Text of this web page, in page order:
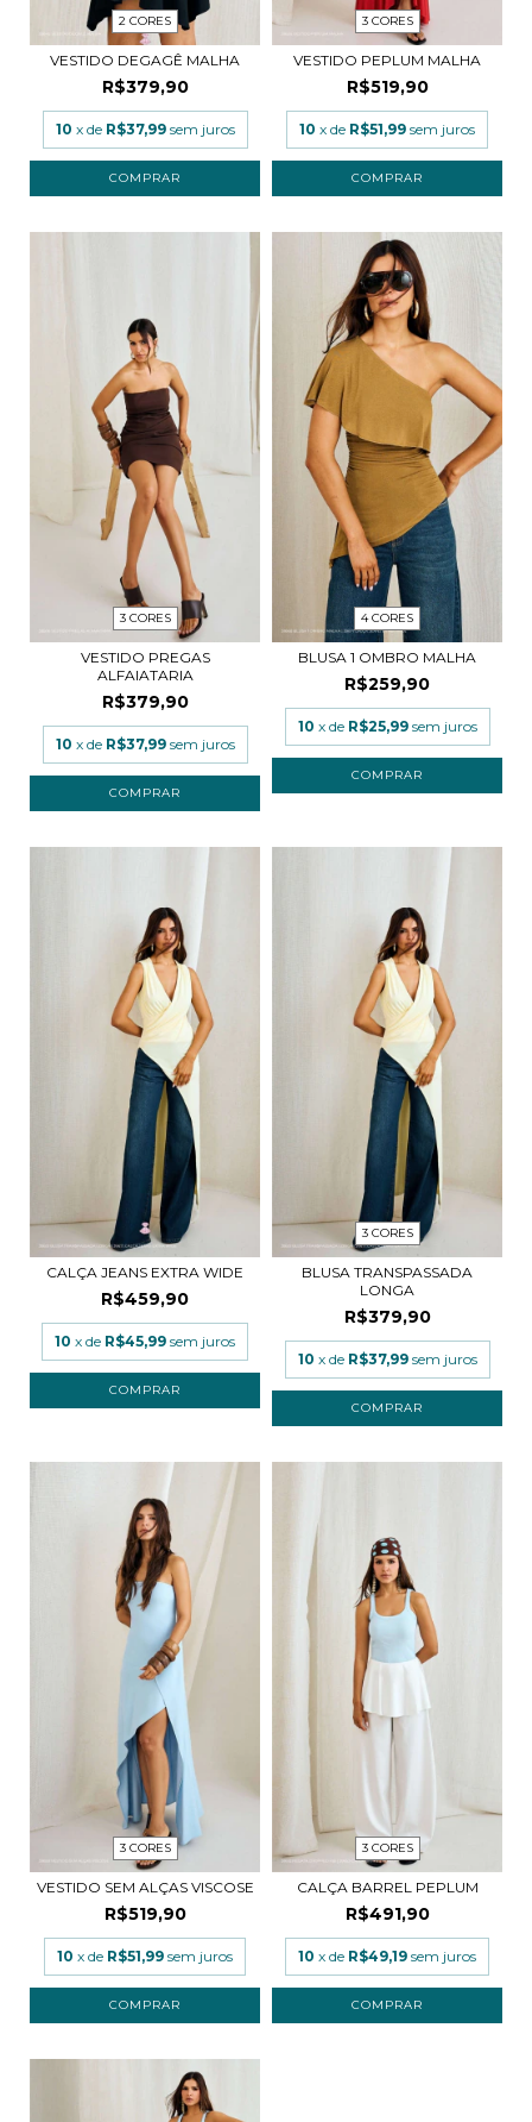
2 CORES
VESTIDO DEGAGÊ MALHA
R$379,90
10 x de R$37,99 sem juros
COMPRAR
3 CORES
VESTIDO PEPLUM MALHA
R$519,90
10 x de R$51,99 sem juros
COMPRAR
3 CORES
VESTIDO PREGAS
ALFAIATARIA
R$379,90
10 x de R$37,99 sem juros
COMPRAR
4 CORES
BLUSA 1 OMBRO MALHA
R$259,90
10 x de R$25,99 sem juros
COMPRAR
CALÇA JEANS EXTRA WIDE
R$459,90
10 x de R$45,99 sem juros
COMPRAR
3 CORES
BLUSA TRANSPASSADA
LONGA
R$379,90
10 x de R$37,99 sem juros
COMPRAR
3 CORES
VESTIDO SEM ALÇAS VISCOSE
R$519,90
10 x de R$51,99 sem juros
COMPRAR
3 CORES
CALÇA BARREL PEPLUM
R$491,90
10 x de R$49,19 sem juros
COMPRAR